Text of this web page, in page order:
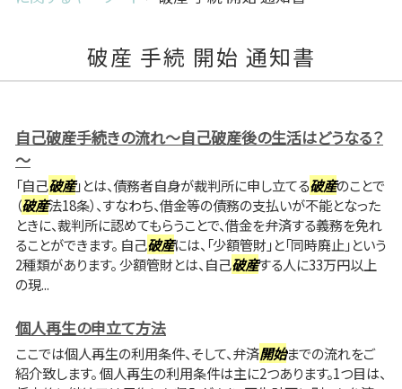
破産 手続 開始 通知書
自己破産手続きの流れ～自己破産後の生活はどうなる？
～
「自己破産」とは、債務者自身が裁判所に申し立てる破産のことで
（破産法18条）、すなわち、借金等の債務の支払いが不能となった
ときに、裁判所に認めてもらうことで、借金を弁済する義務を免れ
ることができます。 自己破産には、「少額管財」と「同時廃止」という
2種類があります。 少額管財とは、自己破産する人に33万円以上
の現...
個人再生の申立て方法
ここでは個人再生の利用条件、そして、弁済開始までの流れをご
紹介致します。 個人再生の利用条件は主に2つあります。1つ目は、